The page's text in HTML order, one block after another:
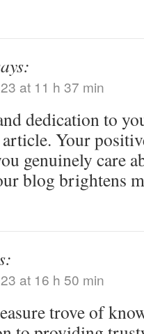
at 11 h 37 min
dedication to
Your
genuinely care
blog brightens
at 16 h 50 min
trove of